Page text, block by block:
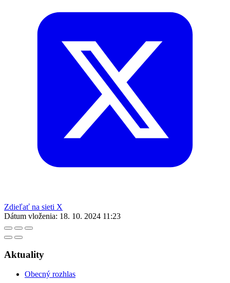
Zdieľať na sieti X
Dátum vloženia: 18. 10. 2024 11:23
Aktuality
Obecný rozhlas